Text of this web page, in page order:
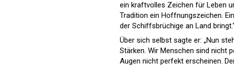
ein kraftvolles Zeichen für Leben
Tradition ein Hoffnungszeichen.
der Schiffsbrüchige an Land
Über sich selbst sagte er: „Nun
Stärken. Wir Menschen sind nicht
Augen nicht perfekt erscheinen.